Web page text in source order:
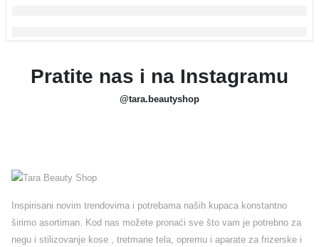
Pratite nas i na Instagramu
@tara.beautyshop
Inspirisani novim trendovima i potrebama naših kupaca konstantno
širimo asortiman. Kod nas možete pronaći sve što vam je potrebno za
negu i stilizovanje kose , tretmane tela, opremu i aparate za frizerske i